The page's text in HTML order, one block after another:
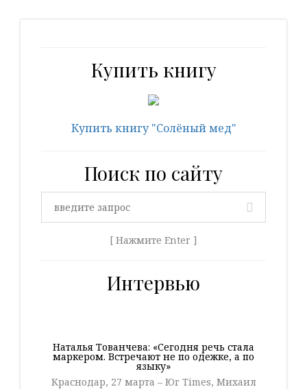
Купить книгу
Купить книгу "Солёный мед"
Поиск по сайту
[ Нажмите Enter ]
Интервью
Наталья Тованчева: «Сегодня речь стала
маркером. Встречают не по одежке, а по
языку»
Краснодар, 27 марта – Юг Times, Михаил